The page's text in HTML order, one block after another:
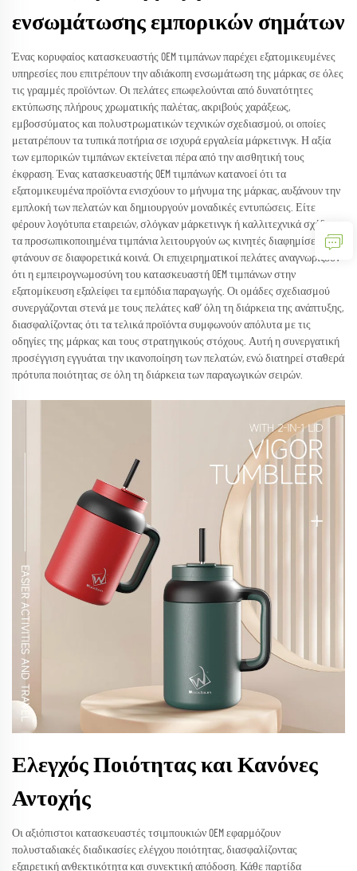
ενσωμάτωσης εμπορικών σημάτων
Ένας κορυφαίος κατασκευαστής OEM τιμπάνων παρέχει εξατομικευμένες
υπηρεσίες που επιτρέπουν την αδιάκοπη ενσωμάτωση της μάρκας σε όλες
τις γραμμές προϊόντων. Οι πελάτες επωφελούνται από δυνατότητες
εκτύπωσης πλήρους χρωματικής παλέτας, ακριβούς χαράξεως,
εμβοσσύματος και πολυστρωματικών τεχνικών σχεδιασμού, οι οποίες
μετατρέπουν τα τυπικά ποτήρια σε ισχυρά εργαλεία μάρκετινγκ. Η αξία
των εμπορικών τιμπάνων εκτείνεται πέρα από την αισθητική τους
έκφραση. Ένας κατασκευαστής OEM τιμπάνων κατανοεί ότι τα
εξατομικευμένα προϊόντα ενισχύουν το μήνυμα της μάρκας, αυξάνουν την
εμπλοκή των πελατών και δημιουργούν μοναδικές εντυπώσεις. Είτε
φέρουν λογότυπα εταιρειών, σλόγκαν μάρκετινγκ ή καλλιτεχνικά σχέδια,
τα προσωπικοποιημένα τιμπάνια λειτουργούν ως κινητές διαφημίσεις που
φτάνουν σε διαφορετικά κοινά. Οι επιχειρηματικοί πελάτες αναγνωρίζουν
ότι η εμπειρογνωμοσύνη του κατασκευαστή OEM τιμπάνων στην
εξατομίκευση εξαλείφει τα εμπόδια παραγωγής. Οι ομάδες σχεδιασμού
συνεργάζονται στενά με τους πελάτες καθ’ όλη τη διάρκεια της ανάπτυξης,
διασφαλίζοντας ότι τα τελικά προϊόντα συμφωνούν απόλυτα με τις
οδηγίες της μάρκας και τους στρατηγικούς στόχους. Αυτή η συνεργατική
προσέγγιση εγγυάται την ικανοποίηση των πελατών, ενώ διατηρεί σταθερά
πρότυπα ποιότητας σε όλη τη διάρκεια των παραγωγικών σειρών.
Ελεγχός Ποιότητας και Κανόνες
Αντοχής
Οι αξιόπιστοι κατασκευαστές τσιμπουκιών OEM εφαρμόζουν
πολυσταδιακές διαδικασίες ελέγχου ποιότητας, διασφαλίζοντας
εξαιρετική ανθεκτικότητα και συνεκτική απόδοση. Κάθε παρτίδα